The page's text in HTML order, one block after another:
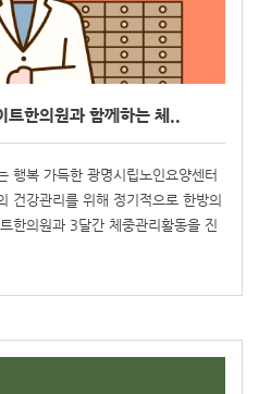
한의원과 함께하는 체..
행복 가득한 광명시립노인요양센터
건강관리를 위해 정기적으로 한방의
한의원과 3달간 체중관리활동을 진